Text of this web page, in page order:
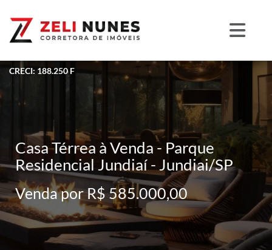
CRECI: 188.250 F
Casa Térrea à Venda - Parque
Residencial Jundiaí - Jundiai/SP
Venda por R$ 585.000,00